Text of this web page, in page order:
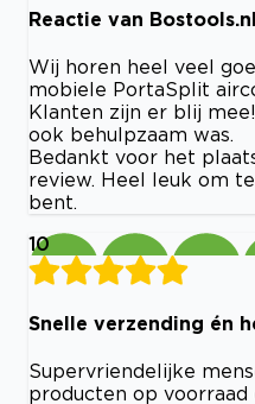
Reactie van Bostools.nl
Wij horen heel veel
mobiele PortaSplit
Klanten zijn er blij
ook behulpzaam was.
Bedankt voor het
review. Heel leuk om
bent.
10
Snelle verzending én
Supervriendelijke
producten op voorraad